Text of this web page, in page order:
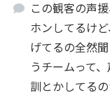
この観客の声
ホンしてるけ
げてるの全然
うチームって
訓とかしてるの